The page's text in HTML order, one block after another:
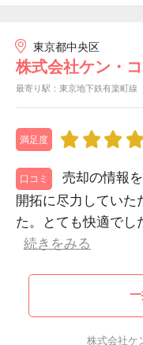
東京都中央区
株式会社ケン・
最寄り駅：東京地下鉄有楽町線
満足度
口コミ
売却の情報
開拓に尽力していた
た。とても快適でし
続きをみる
株式会社ケ